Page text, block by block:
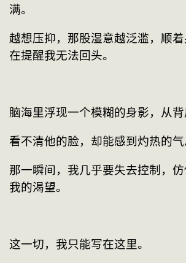
满。
越想压抑，那股湿意越泛滥，顺
在提醒我无法回头。
脑海里浮现一个模糊的身影，从背
看不清他的脸，却能感到灼热的气
那一瞬间，我几乎要失去控制，
我的渴望。
这一切，我只能写在这里。